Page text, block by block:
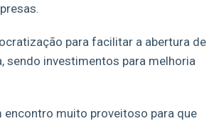
para facilitar a abertura de
sendo investimentos para melhoria
encontro muito proveitoso para que